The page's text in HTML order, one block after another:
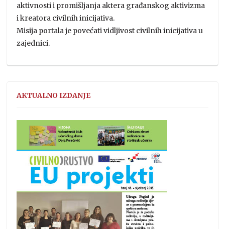
aktivnosti i promišljanja aktera građanskog aktivizma
i kreatora civilnih inicijativa.
Misija portala je povećati vidljivost civilnih inicijativa u
zajednici.
AKTUALNO IZDANJE